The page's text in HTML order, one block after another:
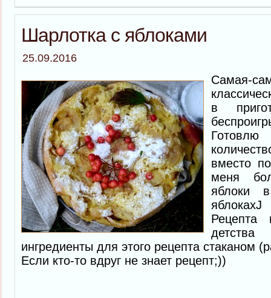
Шарлотка с яблоками
25.09.2016
в
вместо
меня
яблоки
яблокахJ
детства
ингредиенты для этого рецепта стаканом
Если кто-то вдруг не знает рецепт;))